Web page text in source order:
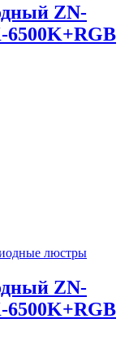
ZN-
6500K+RGB
люстры
ZN-
6500K+RGB